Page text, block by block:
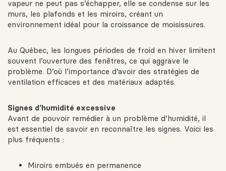
vapeur ne peut pas s’échapper, elle se condense sur les
murs, les plafonds et les miroirs, créant un
environnement idéal pour la croissance de moisissures.
Au Québec, les longues périodes de froid en hiver limitent
souvent l’ouverture des fenêtres, ce qui aggrave le
problème. D’où l’importance d’avoir des stratégies de
ventilation efficaces et des matériaux adaptés.
Signes d’humidité excessive
Avant de pouvoir remédier à un problème d’humidité, il
est essentiel de savoir en reconnaître les signes. Voici les
plus fréquents :
Miroirs embués en permanence